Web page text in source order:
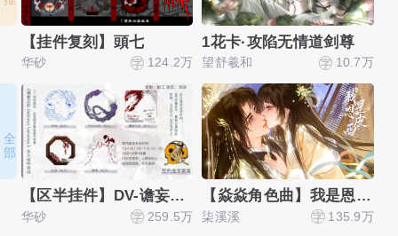
【挂件复刻】頭七
华砂 124.2万
1花卡·攻陷无情道剑尊
望舒羲和 10.7万
全 部
【区半挂件】DV-谵妄之彩-
华砂 259.5万
【焱焱角色曲】我是恩皮西
柒溪溪 135.9万